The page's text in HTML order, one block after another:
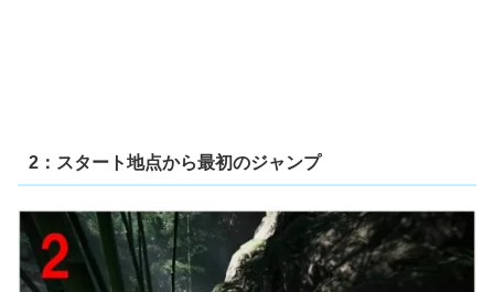
2：スタート地点から最初のジャンプ